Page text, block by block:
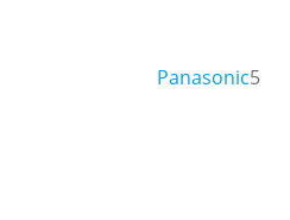
Panasonic5